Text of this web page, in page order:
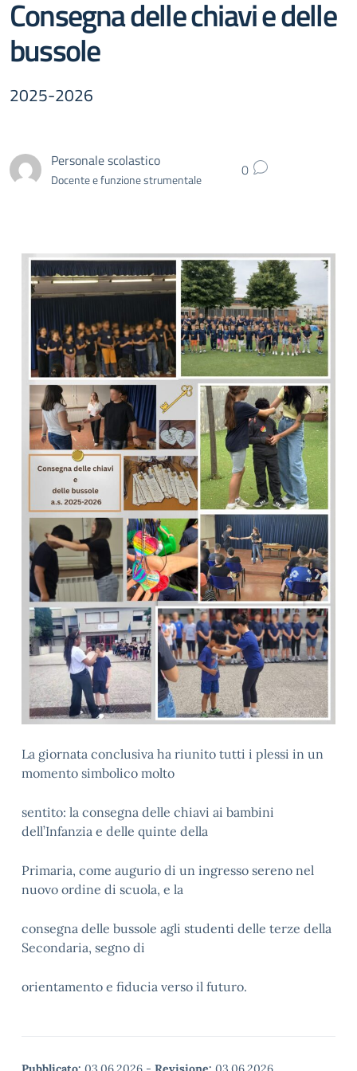
Consegna delle chiavi e delle
bussole
2025-2026
Personale scolastico
Docente e funzione strumentale 0
La giornata conclusiva ha riunito tutti i plessi in un
momento simbolico molto
sentito: la consegna delle chiavi ai bambini
dell’Infanzia e delle quinte della
Primaria, come augurio di un ingresso sereno nel
nuovo ordine di scuola, e la
consegna delle bussole agli studenti delle terze della
Secondaria, segno di
orientamento e fiducia verso il futuro.